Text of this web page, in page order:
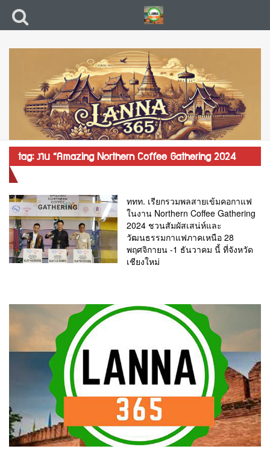
tag: งาน “Amazing Northern Coffee Gathering 2024
ททท. เรียกรวมพลสายเข้มคอกาแฟ
ในงาน Northern Coffee Gathering
2024 ชวนสัมผัสเสน่ห์และ
วัฒนธรรมกาแฟภาคเหนือ 28
พฤศจิกายน -1 ธันวาคม นี้ ที่จังหวัด
เชียงใหม่